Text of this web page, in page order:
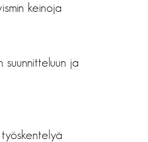
keinoja
suunnitteluun ja